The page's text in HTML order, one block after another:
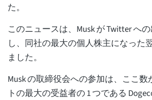
た。
このニュースは、Musk が Twitter へ
し、同社の最大の個人株主になった
ました。
Musk の取締役会への参加は、ここ
トの最大の受益者の 1 つである